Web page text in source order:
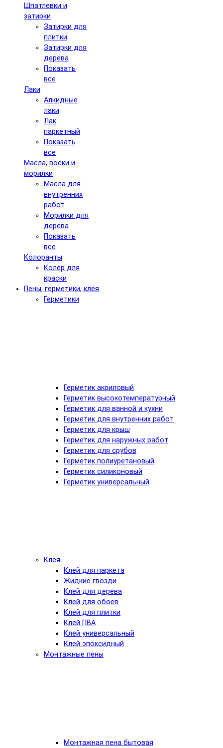
Шпатлевки и
затирки
Затирки для
плитки
Затирки для
дерева
Показать
все
Лаки
Алкидные
лаки
Лак
паркетный
Показать
все
Масла, воски и
морилки
Масла для
внутренних
работ
Морилки для
дерева
Показать
все
Колоранты
Колер для
краски
Пены, герметики, клея
Герметики
Герметик акриловый
Герметик высокотемпературный
Герметик для ванной и кухни
Герметик для внутренних работ
Герметик для крыш
Герметик для наружных работ
Герметик для срубов
Герметик полиуретановый
Герметик силиконовый
Герметик универсальный
Клея
Клей для паркета
Жидкие гвозди
Клей для дерева
Клей для обоев
Клей для плитки
Клей ПВА
Клей универсальный
Клей эпоксидный
Монтажные пены
Монтажная пена бытовая